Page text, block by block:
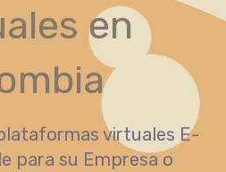
en
virtuales E-
para su Empresa o